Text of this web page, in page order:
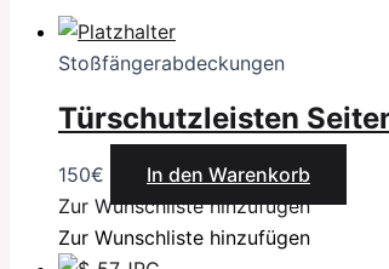
Stoßfängerabdeckungen
Türschutzleisten
150€
In den Warenkorb
Zur Wunschliste hinzufügen
Zur Wunschliste hinzufügen